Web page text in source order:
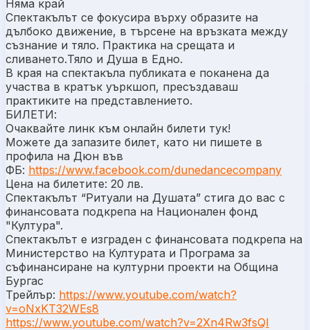
Няма край
Спектакълът се фокусира върху образите на
дълбоко движение, в търсене на връзката между
съзнание и тяло. Практика на срещата и
сливането.Тяло и Душа в Едно.
В края на спектакъла публиката е поканена да
участва в кратък уъркшоп, пресъздаваш
практиките на представлението.
БИЛЕТИ:
Очаквайте линк към онлайн билети тук!
Можете да запазите билет, като ни пишете в
профила на Дюн във
ФБ: https://www.facebook.com/dunedancecompany
Цена на билетите: 20 лв.
Спектакълът “Ритуали на Душата” стига до вас с
финансовата подкрепа на Национален фонд
"Култура".
Спектакълът е изграден с финансовата подкрепа на
Министерство на Културата и Програма за
съфинансиране на културни проекти на Община
Бургас
Трейлър: https://www.youtube.com/watch?
v=oNxKT32WEs8
https://www.youtube.com/watch?v=2Xn4Rw3fsQI